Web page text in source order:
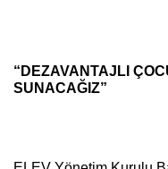
“DEZAVANTAJLI
SUNACAĞIZ”